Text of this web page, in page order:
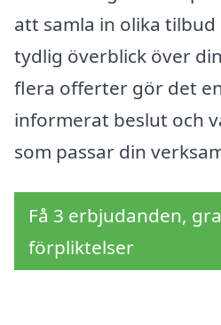
att samla in olika tilbud
tydlig överblick över
flera offerter gör det
informerat beslut och
som passar din
Få 3 erbjudanden,
förpliktelser